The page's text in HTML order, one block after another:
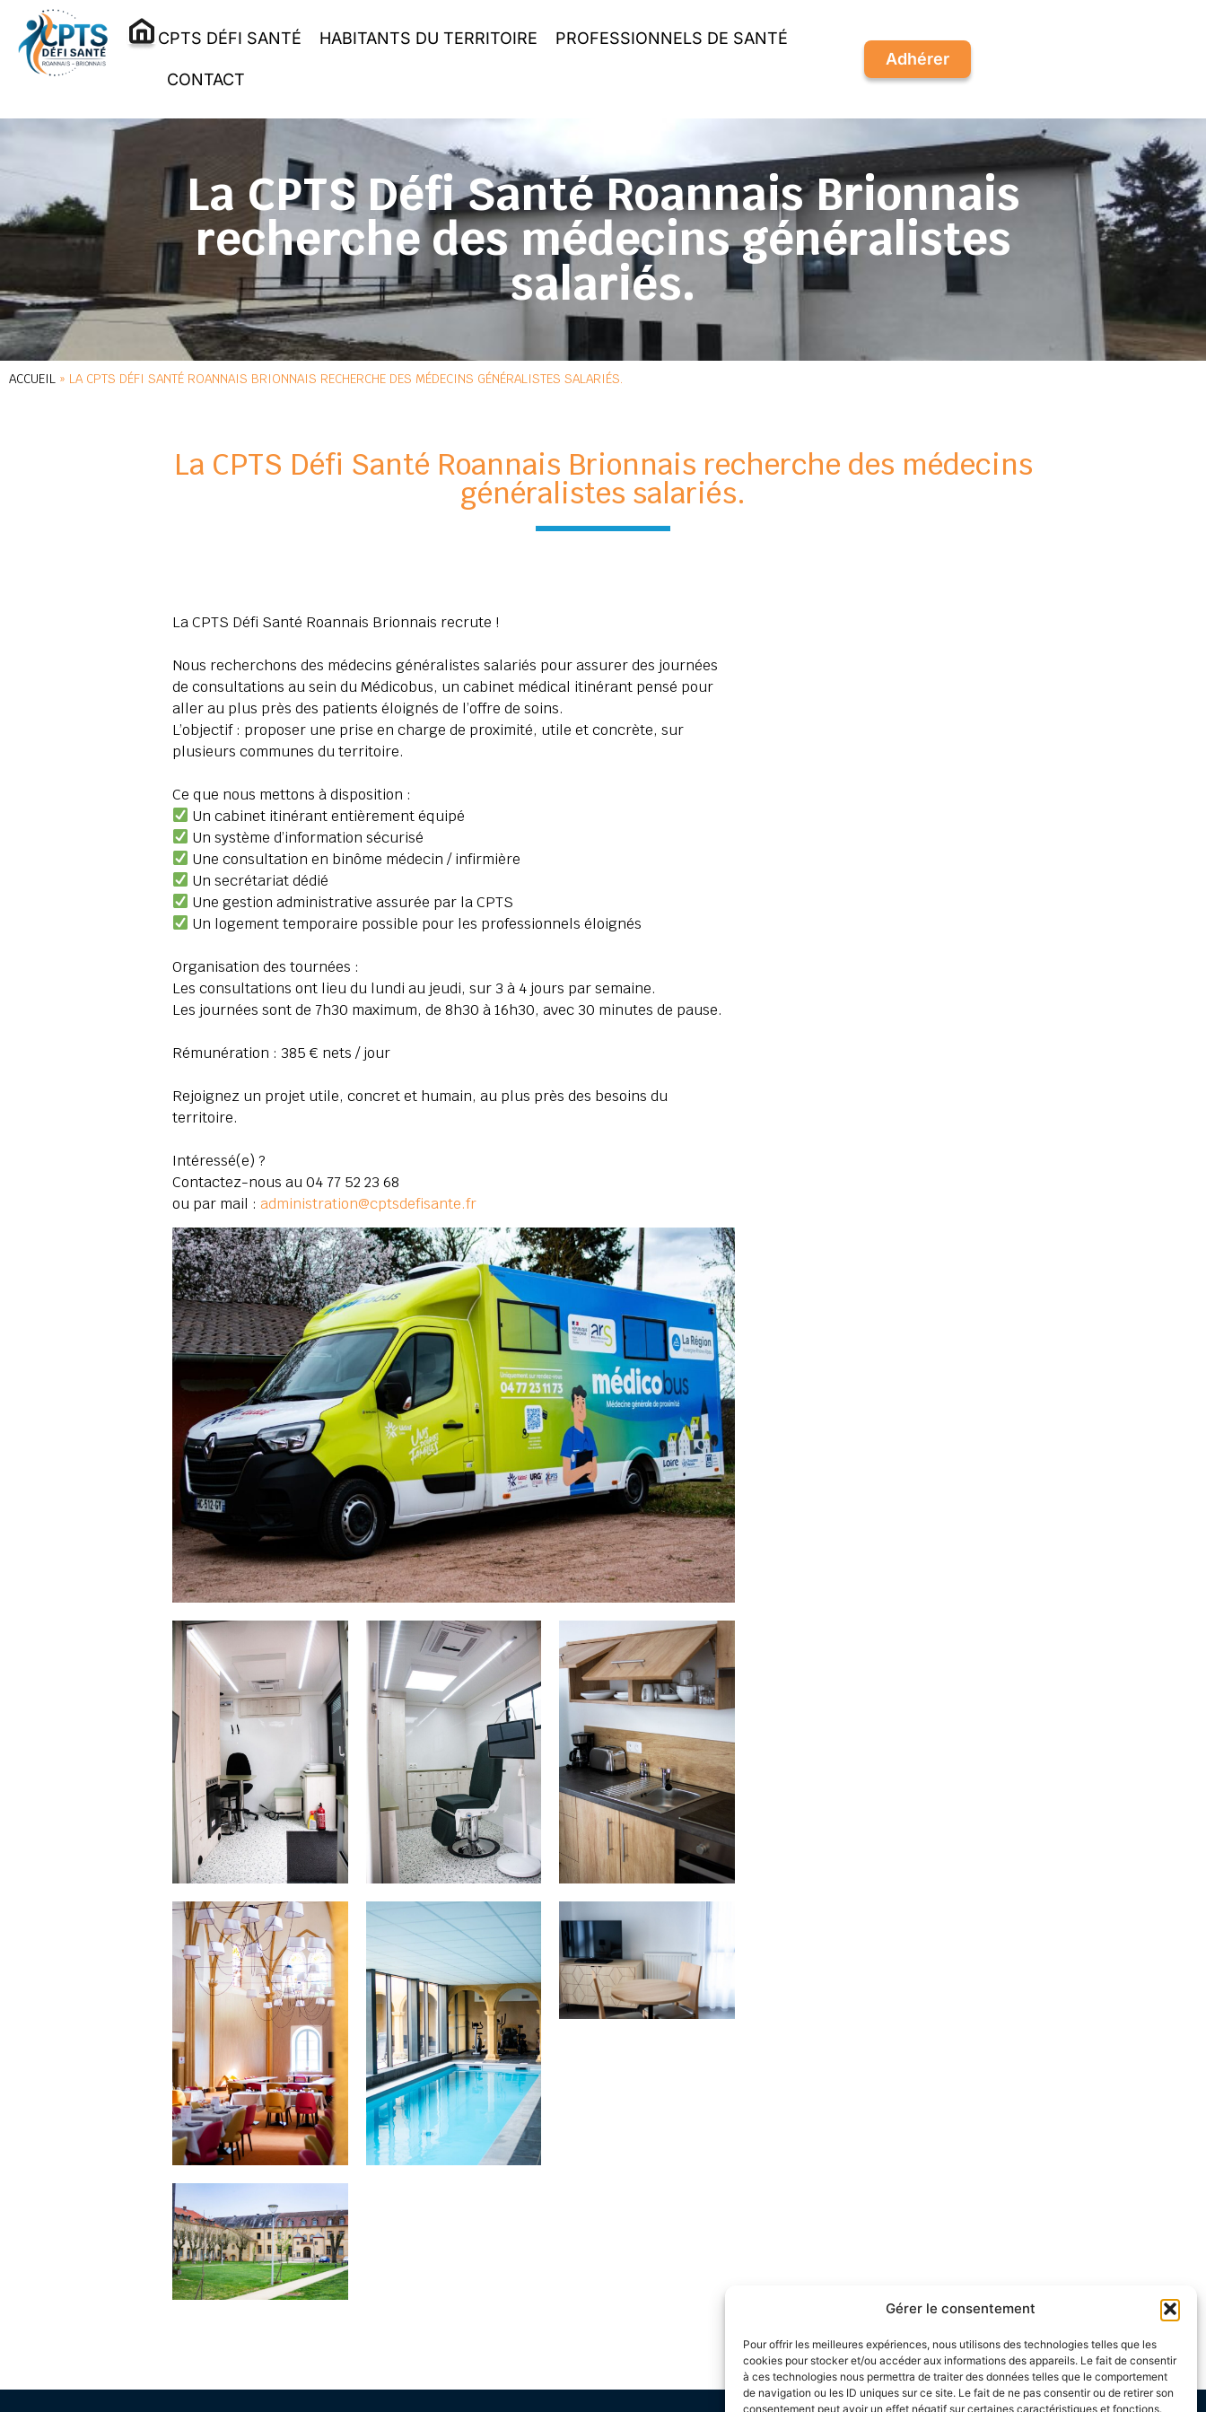
Gérer le consentement
Pour offrir les meilleures expériences, nous utilisons des technologies telles que les
cookies pour stocker et/ou accéder aux informations des appareils. Le fait de consentir
à ces technologies nous permettra de traiter des données telles que le comportement
de navigation ou les ID uniques sur ce site. Le fait de ne pas consentir ou de retirer son
consentement peut avoir un effet négatif sur certaines caractéristiques et fonctions.
CPTS DÉFI SANTÉ HABITANTS DU TERRITOIRE PROFESSIONNELS DE SANTÉ
CONTACT
Adhérer
La CPTS Défi Santé Roannais Brionnais
recherche des médecins généralistes
salariés.
ACCUEIL » LA CPTS DÉFI SANTÉ ROANNAIS BRIONNAIS RECHERCHE DES MÉDECINS GÉNÉRALISTES SALARIÉS.
La CPTS Défi Santé Roannais Brionnais recherche des médecins
généralistes salariés.
La CPTS Défi Santé Roannais Brionnais recrute !
Nous recherchons des médecins généralistes salariés pour assurer des journées
de consultations au sein du Médicobus, un cabinet médical itinérant pensé pour
aller au plus près des patients éloignés de l’offre de soins.
L’objectif : proposer une prise en charge de proximité, utile et concrète, sur
plusieurs communes du territoire.
Ce que nous mettons à disposition :
Un cabinet itinérant entièrement équipé
Un système d’information sécurisé
Une consultation en binôme médecin / infirmière
Un secrétariat dédié
Une gestion administrative assurée par la CPTS
Un logement temporaire possible pour les professionnels éloignés
Organisation des tournées :
Les consultations ont lieu du lundi au jeudi, sur 3 à 4 jours par semaine.
Les journées sont de 7h30 maximum, de 8h30 à 16h30, avec 30 minutes de pause.
Rémunération : 385 € nets / jour
Rejoignez un projet utile, concret et humain, au plus près des besoins du
territoire.
Intéressé(e) ?
Contactez-nous au 04 77 52 23 68
ou par mail : administration@cptsdefisante.fr